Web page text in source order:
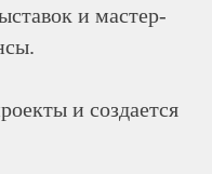
и мастер-
и создается